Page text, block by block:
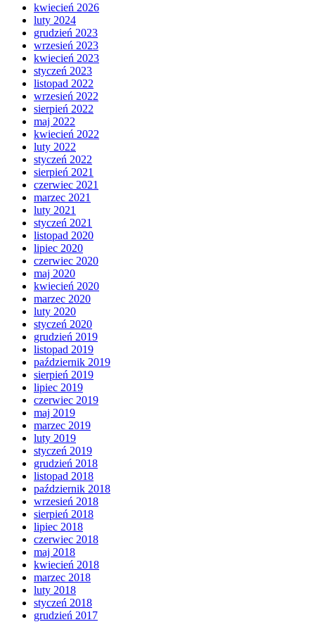
kwiecień 2026
luty 2024
grudzień 2023
wrzesień 2023
kwiecień 2023
styczeń 2023
listopad 2022
wrzesień 2022
sierpień 2022
maj 2022
kwiecień 2022
luty 2022
styczeń 2022
sierpień 2021
czerwiec 2021
marzec 2021
luty 2021
styczeń 2021
listopad 2020
lipiec 2020
czerwiec 2020
maj 2020
kwiecień 2020
marzec 2020
luty 2020
styczeń 2020
grudzień 2019
listopad 2019
październik 2019
sierpień 2019
lipiec 2019
czerwiec 2019
maj 2019
marzec 2019
luty 2019
styczeń 2019
grudzień 2018
listopad 2018
październik 2018
wrzesień 2018
sierpień 2018
lipiec 2018
czerwiec 2018
maj 2018
kwiecień 2018
marzec 2018
luty 2018
styczeń 2018
grudzień 2017